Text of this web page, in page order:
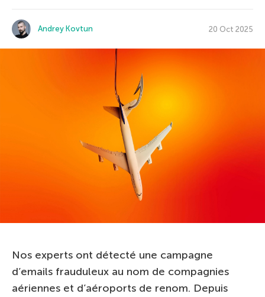
Andrey Kovtun 20 Oct 2025
Nos experts ont détecté une campagne
d’emails frauduleux au nom de compagnies
aériennes et d’aéroports de renom. Depuis